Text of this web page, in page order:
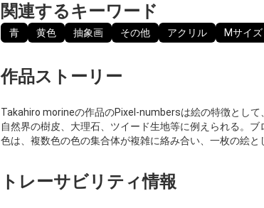
関連するキーワード
青 黄色 抽象画 その他 アクリル Mサイズ
作品ストーリー
Takahiro morineの作品のPixel-numbersは絵の特徴として
自然界の樹皮、大理石、ツイード生地等に例えられる。ブ
色は、複数色の色の集合体が複雑に絡み合い、一枚の絵と
トレーサビリティ情報